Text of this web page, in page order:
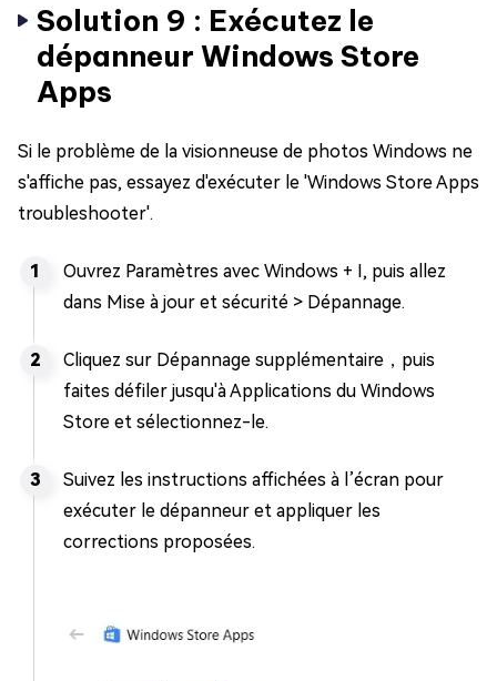
Solution 9 : Exécutez le
dépanneur Windows Store
Apps
Si le problème de la visionneuse de photos Windows ne
s'affiche pas, essayez d'exécuter le 'Windows Store Apps
troubleshooter'.
Ouvrez Paramètres avec Windows + I, puis allez
dans Mise à jour et sécurité > Dépannage.
Cliquez sur Dépannage supplémentaire，puis
faites défiler jusqu'à Applications du Windows
Store et sélectionnez-le.
Suivez les instructions affichées à l’écran pour
exécuter le dépanneur et appliquer les
corrections proposées.